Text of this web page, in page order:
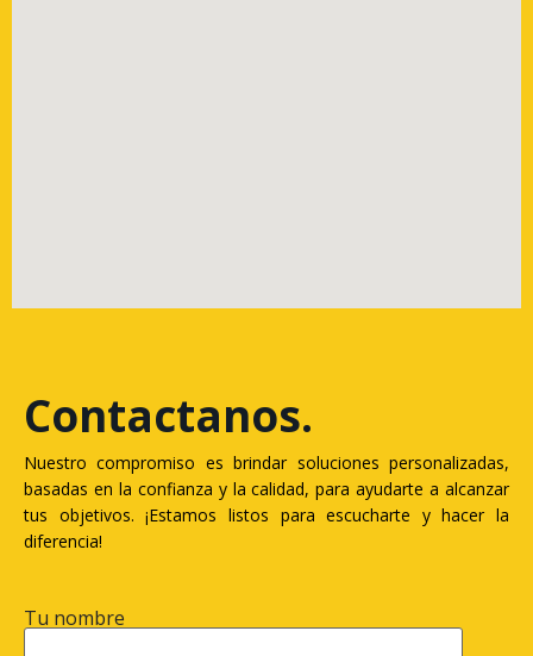
Contactanos
.
Nuestro compromiso es brindar soluciones personalizadas,
basadas en la confianza y la calidad, para ayudarte a alcanzar
tus objetivos. ¡Estamos listos para escucharte y hacer la
diferencia!
Tu nombre